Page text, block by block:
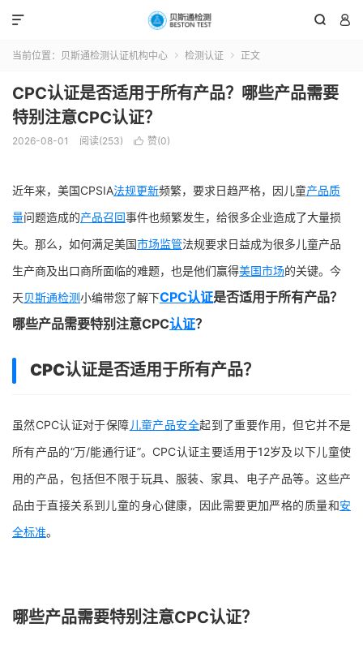
 

当前位置： 贝斯通检测认证机构中心  检测认证  正文
CPC认证是否适用于所有产品？哪些产品需要
特别注意CPC认证？
2026-08-01 阅读(253)  赞(0)
近年来，美国CPSIA法规更新频繁，要求日趋严格，因儿童产品质
量问题造成的产品召回事件也频繁发生，给很多企业造成了大量损
失。那么，如何满足美国市场监管法规要求日益成为很多儿童产品
生产商及出口商所面临的难题，也是他们赢得美国市场的关键。今
天贝斯通检测小编带您了解下CPC认证是否适用于所有产品？
哪些产品需要特别注意CPC认证？
CPC认证是否适用于所有产品？
虽然CPC认证对于保障儿童产品安全起到了重要作用，但它并不是
所有产品的“万/能通行证”。CPC认证主要适用于12岁及以下儿童使
用的产品，包括但不限于玩具、服装、家具、电子产品等。这些产
品由于直接关系到儿童的身心健康，因此需要更加严格的质量和安
全标准。
哪些产品需要特别注意CPC认证？